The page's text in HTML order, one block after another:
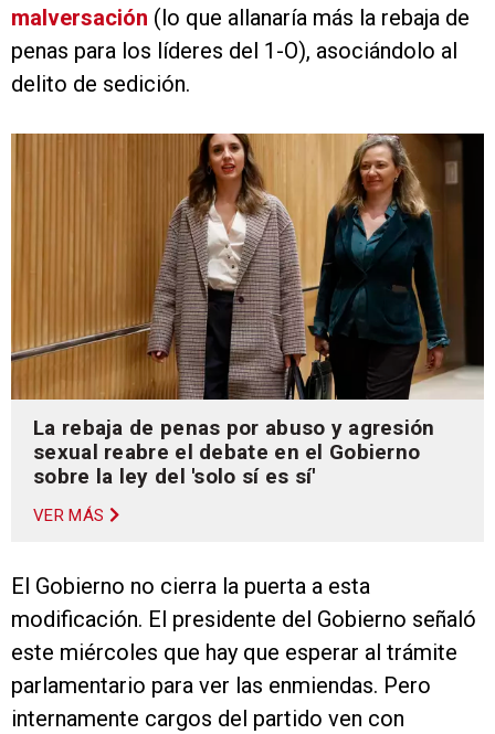
malversación (lo que allanaría más la rebaja de
penas para los líderes del 1-O), asociándolo al
delito de sedición.
La rebaja de penas por abuso y agresión
sexual reabre el debate en el Gobierno
sobre la ley del 'solo sí es sí'
VER MÁS
El Gobierno no cierra la puerta a esta
modificación. El presidente del Gobierno señaló
este miércoles que hay que esperar al trámite
parlamentario para ver las enmiendas. Pero
internamente cargos del partido ven con